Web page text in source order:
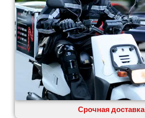
Нововолынск
Обухов
Обуховка
Одесса
Острог
Павлоград
Переяслав
Первомайск
Песочин
Петриков
Срочная доставка